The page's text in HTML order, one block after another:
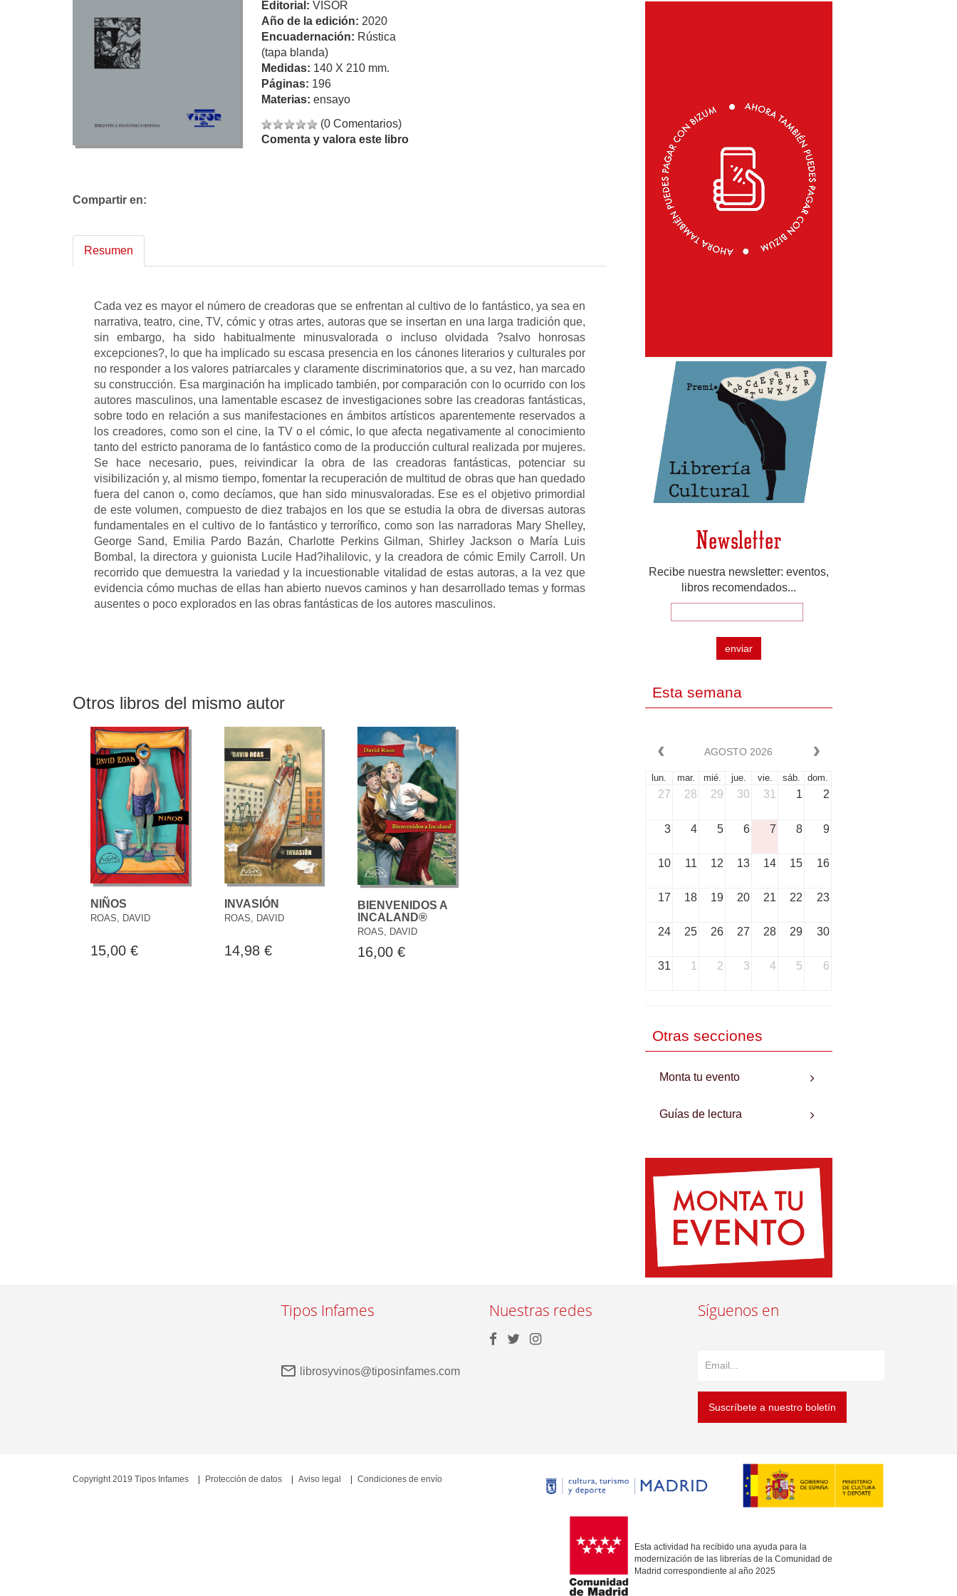
Editorial: VISOR
Año de la edición: 2020
Encuadernación: Rústica
(tapa blanda)
Medidas: 140 X 210 mm.
Páginas: 196
Materias: ensayo
(0 Comentarios)
Comenta y valora este libro
Compartir en:
Resumen
Cada vez es mayor el número de creadoras que se enfrentan al cultivo de lo fantástico, ya sea en
narrativa, teatro, cine, TV, cómic y otras artes, autoras que se insertan en una larga tradición que,
sin embargo, ha sido habitualmente minusvalorada o incluso olvidada ?salvo honrosas
excepciones?, lo que ha implicado su escasa presencia en los cánones literarios y culturales por
no responder a los valores patriarcales y claramente discriminatorios que, a su vez, han marcado
su construcción. Esa marginación ha implicado también, por comparación con lo ocurrido con los
autores masculinos, una lamentable escasez de investigaciones sobre las creadoras fantásticas,
sobre todo en relación a sus manifestaciones en ámbitos artísticos aparentemente reservados a
los creadores, como son el cine, la TV o el cómic, lo que afecta negativamente al conocimiento
tanto del estricto panorama de lo fantástico como de la producción cultural realizada por mujeres.
Se hace necesario, pues, reivindicar la obra de las creadoras fantásticas, potenciar su
visibilización y, al mismo tiempo, fomentar la recuperación de multitud de obras que han quedado
fuera del canon o, como decíamos, que han sido minusvaloradas. Ese es el objetivo primordial
de este volumen, compuesto de diez trabajos en los que se estudia la obra de diversas autoras
fundamentales en el cultivo de lo fantástico y terrorífico, como son las narradoras Mary Shelley,
George Sand, Emilia Pardo Bazán, Charlotte Perkins Gilman, Shirley Jackson o María Luis
Bombal, la directora y guionista Lucile Had?ihalilovic, y la creadora de cómic Emily Carroll. Un
recorrido que demuestra la variedad y la incuestionable vitalidad de estas autoras, a la vez que
evidencia cómo muchas de ellas han abierto nuevos caminos y han desarrollado temas y formas
ausentes o poco explorados en las obras fantásticas de los autores masculinos.
Otros libros del mismo autor
NIÑOS
ROAS, DAVID
15,00 €
INVASIÓN
ROAS, DAVID
14,98 €
BIENVENIDOS A
INCALAND®
ROAS, DAVID
16,00 €
Newsletter
Recibe nuestra newsletter: eventos,
libros recomendados...
enviar
Esta semana
AGOSTO 2026
lun. mar. mié. jue. vie. sáb. dom.
27 28 29 30 31 1 2
3 4 5 6 7 8 9
10 11 12 13 14 15 16
17 18 19 20 21 22 23
24 25 26 27 28 29 30
31 1 2 3 4 5 6
Otras secciones
Monta tu evento
Guías de lectura
Tipos Infames
librosyvinos@tiposinfames.com
Nuestras redes Síguenos en
Suscríbete a nuestro boletín
Esta actividad ha recibido una ayuda para la
modernización de las librerías de la Comunidad de
Madrid correspondiente al año 2025
Copyright 2019 Tipos Infames Protección de datos Aviso legal Condiciones de envío